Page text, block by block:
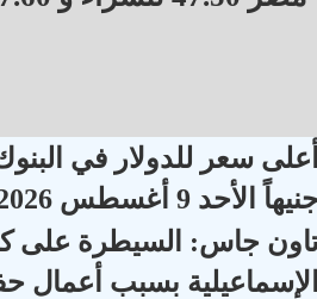
الأحد 9 أغسطس 2026
جاس: السيطرة على
بسبب أعمال